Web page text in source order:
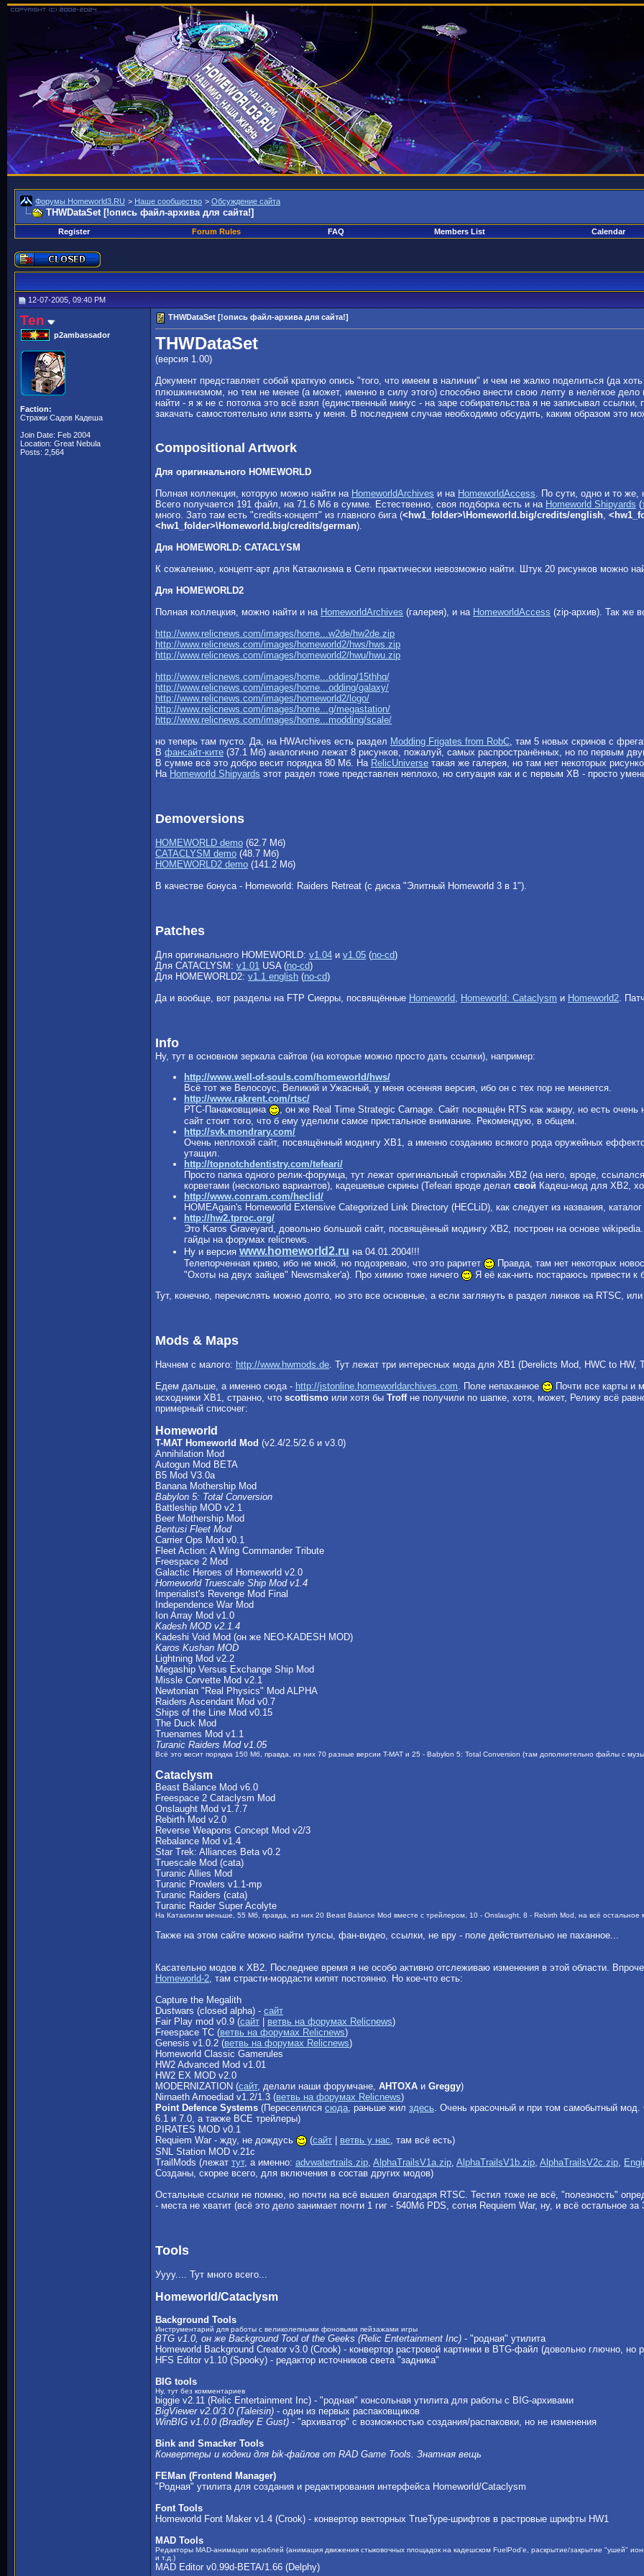
Форумы Homeworld3.RU > Наше сообщество > Обсуждение сайта
THWDataSet [!опись файл-архива для сайта!]
Register
Forum Rules FAQ Members List Calendar
12-07-2005, 09:40 PM
Ten
p2ambassador
Faction:
Стражи Садов Кадеша
Join Date: Feb 2004
Location: Great Nebula
Posts: 2,564
THWDataSet [!опись файл-архива для сайта!]
THWDataSet
(версия 1.00)
Документ представляет собой краткую опись "того, что имеем в наличии" и чем не жалко поделиться (да
плюшкинизмом, но тем не менее (а может, именно в силу этого) способно внести свою лепту в нелёгкое
найти - я ж не с потолка это всё взял (единственный минус - на заре собирательства я не записывал
закачать самостоятельно или взять у меня. В последнем случае необходимо обсудить, каким образом это
Compositional Artwork
Для оригинального HOMEWORLD
Полная коллекция, которую можно найти на HomeworldArchives и на HomeworldAccess. По сути, одно и то же,
Всего получается 191 файл, на 71.6 Мб в сумме. Естественно, своя подборка есть и на Homeworld Shipyards (
много. Зато там есть "credits-концепт" из главного бига (<hw1_folder>\Homeworld.big/credits/english,
<hw1_folder>\Homeworld.big/credits/german).
Для HOMEWORLD: CATACLYSM
К сожалению, концепт-арт для Катаклизма в Сети практически невозможно найти. Штук 20 рисунков можно
Для HOMEWORLD2
Полная коллецкия, можно найти и на HomeworldArchives (галерея), и на HomeworldAccess (zip-архив). Так же
http://www.relicnews.com/images/home...w2de/hw2de.zip
http://www.relicnews.com/images/homeworld2/hws/hws.zip
http://www.relicnews.com/images/homeworld2/hwu/hwu.zip
http://www.relicnews.com/images/home...odding/15thhq/
http://www.relicnews.com/images/home...odding/galaxy/
http://www.relicnews.com/images/homeworld2/logo/
http://www.relicnews.com/images/home...g/megastation/
http://www.relicnews.com/images/home...modding/scale/
но теперь там пусто. Да, на HWArchives есть раздел Modding Frigates from RobC, там 5 новых скринов с
В фансайт-ките (37.1 Мб) аналогично лежат 8 рисунков, пожалуй, самых распространённых, но по первым
В сумме всё это добро весит порядка 80 Мб. На RelicUniverse такая же галерея, но там нет некоторых
На Homeworld Shipyards этот раздел тоже представлен неплохо, но ситуация как и с первым ХВ - просто
Demoversions
HOMEWORLD demo (62.7 Мб)
CATACLYSM demo (48.7 Мб)
HOMEWORLD2 demo (141.2 Мб)
В качестве бонуса - Homeworld: Raiders Retreat (с диска "Элитный Homeworld 3 в 1").
Patches
Для оригинального HOMEWORLD: v1.04 и v1.05 (no-cd)
Для CATACLYSM: v1.01 USA (no-cd)
Для HOMEWORLD2: v1.1 english (no-cd)
Да и вообще, вот разделы на FTP Сиерры, посвящённые Homeworld, Homeworld: Cataclysm и Homeworld2.
Info
Hy, тут в основном зеркала сайтов (на которые можно просто дать ссылки), например:
http://www.well-of-souls.com/homeworld/hws/
Всё тот же Велосоус, Великий и Ужасный, у меня осенняя версия, ибо он с тех пор не меняется.
http://www.rakrent.com/rtsc/
РТС-Панажовщина
, он же Real Time Strategic Carnage. Cайт посвящён RTS как жанру, но есть очень
сайт стоит того, что б ему уделили самое пристальное внимание. Рекомендую, в общем.
http://svk.mondrary.com/
Очень неплохой сайт, посвящённый модингу ХВ1, а именно созданию всякого рода оружейных
утащил.
http://topnotchdentistry.com/tefeari/
Просто папка одного релик-форумца, тут лежат оригинальный сторилайн ХВ2 (на него, вроде,
корветами (несколько вариантов), кадешевые скрины (Tefeari вроде делал свой Кадеш-мод для ХВ2,
http://www.conram.com/heclid/
HOMEAgain's Homeworld Extensive Categorized Link Directory (HECLiD), как следует из названия,
http://hw2.tproc.org/
Это Karos Graveyard, довольно большой сайт, посвящённый модингу ХВ2, построен на основе
гайды на форумах relicnews.
Ну и версия www.homeworld2.ru на 04.01.2004!!!
Телепорченная криво, ибо не мной, но подозреваю, что это раритет
Правда, там нет некоторых
"Охоты на двух зайцев" Newsmaker'a). Про химию тоже ничего
Я её как-нить постараюсь привести к
Тут, конечно, перечислять можно долго, но это все основные, а если заглянуть в раздел линков на RTSC,
Mods & Maps
Начнем с малого: http://www.hwmods.de . Тут лежат три интересных мода для ХВ1 (Derelicts Mod, HWC to
Едем дальше, а именно сюда - http://jstonline.homeworldarchives.com . Поле непаханное
Почти все карты и
исходники ХВ1, странно, что scottismo или хотя бы Troffне получили по шапке, хотя, может, Релику всё
примерный списочег:
Homeworld
T-MAT Homeworld Mod (v2.4/2.5/2.6 и v3.0)
Annihilation Mod
Autogun Mod BETA
B5 Mod V3.0a
Banana Mothership Mod
Babylon 5: Total Conversion
Battleship MOD v2.1
Beer Mothership Mod
Bentusi Fleet Mod
Carrier Ops Mod v0.1
Fleet Action: A Wing Commander Tribute
Freespace 2 Mod
Galactic Heroes of Homeworld v2.0
Homeworld Truescale Ship Mod v1.4
Imperialist's Revenge Mod Final
Independence War Mod
Ion Array Mod v1.0
Kadesh MOD v2.1.4
Kadeshi Void Mod (он же NEO-KADESH MOD)
Karos Kushan MOD
Lightning Mod v2.2
Megaship Versus Exchange Ship Mod
Missle Corvette Mod v2.1
Newtonian "Real Physics" Mod ALPHA
Raiders Ascendant Mod v0.7
Ships of the Line Mod v0.15
The Duck Mod
Truenames Mod v1.1
Turanic Raiders Mod v1.05
Всё это весит порядка 150 Мб, правда, из них 70 разные версии T-MAT и 25 - Babylon 5: Total Conversion (там дополнительно файлы с
Cataclysm
Beast Balance Mod v6.0
Freespace 2 Cataclysm Mod
Onslaught Mod v1.7.7
Rebirth Mod v2.0
Reverse Weapons Concept Mod v2/3
Rebalance Mod v1.4
Star Trek: Alliances Beta v0.2
Truescale Mod (cata)
Turanic Allies Mod
Turanic Prowlers v1.1-mp
Turanic Raiders (cata)
Turanic Raider Super Acolyte
На Катаклизм меньше, 55 Мб, правда, из них 20 Beast Balance Mod вместе с трейлером, 10 - Onslaught, 8 - Rebirth Mod, на всё остальное
Также на этом сайте можно найти тулсы, фан-видео, ссылки, не вру - поле действительно не паханное...
Касательно модов к ХВ2. Последнее время я не особо активно отслеживаю изменения в этой области.
Homeworld-2 , там страсти-мордасти кипят постоянно. Но кое-что есть:
Capture the Megalith
Dustwars (closed alpha) - сайт
Fair Play mod v0.9 (сайт ветвь на форумах Relicnews)
Freespace TC (ветвь на форумах Relicnews)
Genesis v1.0.2 (ветвь на форумах Relicnews)
Homeworld Classic Gamerules
HW2 Advanced Mod v1.01
HW2 EX MOD v2.0
MODERNIZATION (сайт, делали наши форумчане, AHTOXA и Greggy)
Nirnaeth Arnoediad v1.2/1.3 (ветвь на форумах Relicnews)
Point Defence Systems (Переселился сюда , раньше жил здесь . Очень красочный и при том самобытный
6.1 и 7.0, а также ВСЕ трейлеры)
PIRATES MOD v0.1
Requiem War - жду, не дождусь
(сайт ветвь у нас , там всё есть)
SNL Station MOD v.21c
TrailMods (лежат тут, а именно: advwatertrails.zip AlphaTrailsV1a.zip AlphaTrailsV1b.zip AlphaTrailsV2c.zip
Созданы, скорее всего, для включения в состав других модов)
Остальные ссылки не помню, но почти на всё вышел благодаря RTSC. Тестил тоже не всё, "полезность"
- места не хватит (всё это дело занимает почти 1 гиг - 540Мб PDS, сотня Requiem War, ну, и всё остальное за
Tools
Уууу.... Тут много всего...
Homeworld/Cataclysm
Background Tools
Инструментарий для работы с великолепными фоновыми пейзажами игры
BTG v1.0, он же Background Tool of the Geeks (Relic Entertainment Inc) - "родная" утилита
Homeworld Background Creator v3.0 (Crook) - конвертор растровой картинки в BTG-файл (довольно глючно, но
HFS Editor v1.10 (Spooky) - редактор источников света "задника"
BIG tools
Ну, тут без комментариев
biggie v2.11 (Relic Entertainment Inc) - "родная" консольная утилита для работы с BIG-архивами
BigViewer v2.0/3.0 (Taleisin) - один из первых распаковщиков
WinBIG v1.0.0 (Bradley E Gust) - "архиватор" с возможностью создания/распаковки, но не изменения
Bink and Smacker Tools
Конвертеры и кодеки для bik-файлов от RAD Game Tools. Знатная вещь
FEMan (Frontend Manager)
"Родная" утилита для создания и редактирования интерфейса Homeworld/Cataclysm
Font Tools
Homeworld Font Maker v1.4 (Crook) - конвертор векторных TrueType-шрифтов в растровые шрифты HW1
MAD Tools
Редакторы MAD-анимации кораблей (анимация движения стыковочных площадок на кадешском FuelPod'e, раскрытие/закрытие "ушей"
и т.д.)
MAD Editor v0.99d-BETA/1.66 (Delphy)